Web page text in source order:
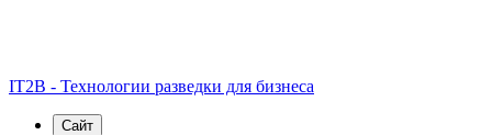
IT2B - Технологии разведки для бизнеса
Сайт